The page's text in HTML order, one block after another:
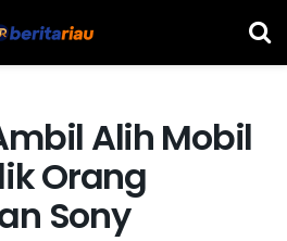
Alih Mobil
Orang
Sony